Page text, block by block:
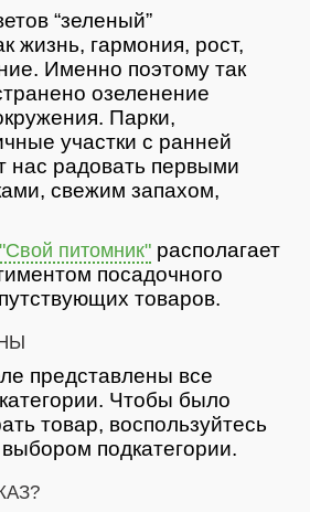
“зеленый”
жизнь, гармония, рост,
Именно поэтому так
озеленение
Парки,
участки с ранней
нас радовать первыми
свежим запахом,
питомник" располагает
посадочного
товаров.
представлены все
Чтобы было
товар, воспользуйтесь
подкатегории.